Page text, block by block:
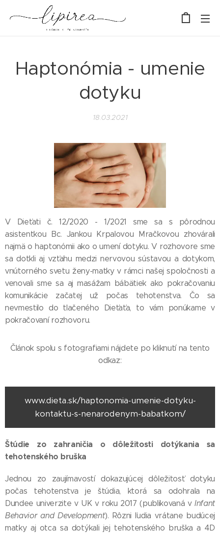
Haptonómia - umenie
dotyku
18.03.2021
V Dieťati č. 12/2020 - 1/2021 sme sa s pôrodnou
asistentkou Bc. Jankou Krpalovou Mračkovou zhovárali
najmä o haptonómii ako o umení dotyku. V rozhovore sme
sa dotkli aj vzťahu medzi nervovou sústavou a dotykom,
vnútorného svetu ženy-matky v rámci našej spoločnosti a
venovali sme sa aj masážam bábätiek ako pokračovaniu
komunikácie začatej už počas tehotenstva. Čo sa
nevmestilo do tlačeného Dieťaťa, to vám ponúkame v
pokračovaní rozhovoru.
Článok spolu s fotografiami nájdete po kliknutí na tento
odkaz:
www.dieta.sk/haptonomia-umenie-dotyku-
kontaktu-s-nenarodenym-babatkom/
Štúdie zo zahraničia o dôležitosti dotýkania sa
tehotenského bruška
Jednou zo zaujímavostí dokazujúcej dôležitosť dotyku
počas tehotenstva je štúdia, ktorá sa odohrala na
Dundee univerzite v UK v roku 2017 (publikovaná v Infant
Behavior and Development). Rôzni ľudia vrátane budúcej
matky aj otca sa dotýkali jej tehotenského bruška a 4D